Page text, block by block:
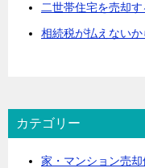
二世帯住宅を売却
相続税が払えない
カテゴリー
家・マンション売却